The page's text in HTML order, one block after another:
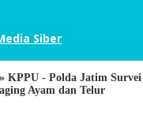
Siber
» KPPU - Polda Jatim
Ayam dan Telur